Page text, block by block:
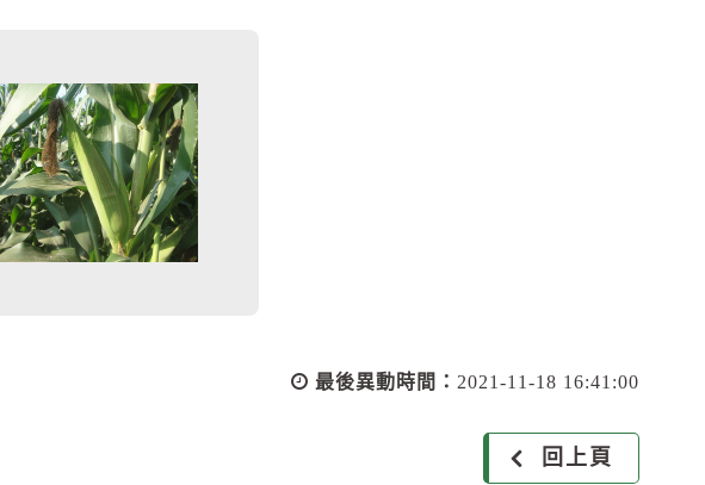
最後異動時間： 2021-11-18 16:41:00
回上頁